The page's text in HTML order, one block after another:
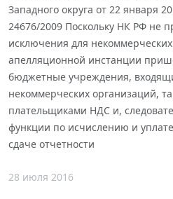
Западного округа от 22 января
24676/2009 Поскольку НК РФ не
исключения для
апелляционной инстанции
бюджетные учреждения,
некоммерческих организаций,
плательщиками НДС и,
функции по исчислению и
сдаче отчетности
28 июля 2016